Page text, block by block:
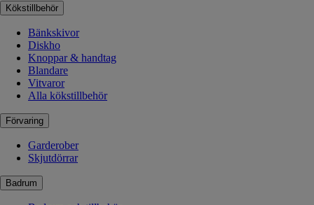
Kökstillbehör
Bänkskivor
Diskho
Knoppar & handtag
Blandare
Vitvaror
Alla kökstillbehör
Förvaring
Garderober
Skjutdörrar
Badrum